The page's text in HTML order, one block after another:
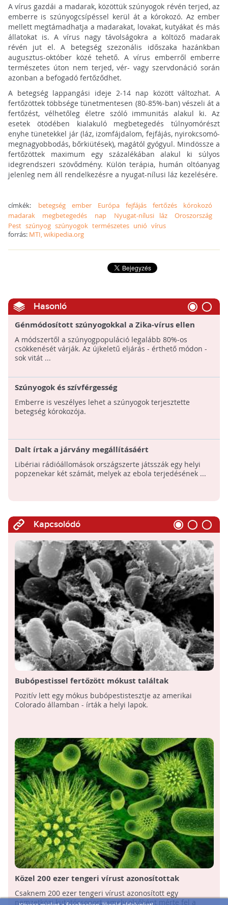
A vírus gazdái a madarak, közöttük szúnyogok révén terjed, az
emberre is szúnyogcsípéssel kerül át a kórokozó. Az ember
mellett megtámadhatja a madarakat, lovakat, kutyákat és más
állatokat is. A vírus nagy távolságokra a költöző madarak
révén jut el. A betegség szezonális időszaka hazánkban
augusztus-október közé tehető. A vírus emberről emberre
természetes úton nem terjed, vér- vagy szervdonáció során
azonban a befogadó fertőződhet.
A betegség lappangási ideje 2-14 nap között változhat. A
fertőzöttek többsége tünetmentesen (80-85%-ban) vészeli át a
fertőzést, vélhetőleg életre szóló immunitás alakul ki. Az
esetek ötödében kialakuló megbetegedés túlnyomórészt
enyhe tünetekkel jár (láz, izomfájdalom, fejfájás, nyirokcsomó-
megnagyobbodás, bőrkiütések), magától gyógyul. Mindössze a
fertőzöttek maximum egy százalékában alakul ki súlyos
idegrendszeri szövődmény. Külön terápia, humán oltóanyag
jelenleg nem áll rendelkezésre a nyugat-nílusi láz kezelésére.
címkék: betegség ember Európa fejfájás fertőzés
kórokozó
madarak
megbetegedés nap Nyugat-nílusi láz
Oroszország
Pest szúnyog szúnyogok természetes unió vírus
forrás: MTI, wikipedia.org
Hasonló
Génmódosított szúnyogokkal a Zika-vírus ellen
A módszertől a szúnyogpopuláció legalább 80%-os
csökkenését várják. Az újkeletű eljárás - érthető módon -
sok vitát ...
Szúnyogok és szívférgesség
Emberre is veszélyes lehet a szúnyogok terjesztette
betegség kórokozója.
Dalt írtak a járvány megállításáért
Libériai rádióállomások országszerte játsszák egy helyi
popzenekar két számát, melyek az ebola terjedésének ...
Kapcsolódó
Bubópestissel fertőzött mókust találtak
Amerikában
Pozitív lett egy mókus bubópestistesztje az amerikai
Colorado államban - írták a helyi lapok.
Közel 200 ezer tengeri vírust azonosítottak
Csaknem 200 ezer tengeri vírust azonosított egy
nemzetközi kutatócsoport, amely elsőként mérte fel a